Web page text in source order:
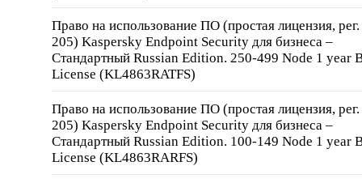
Право на использование ПО (простая лицензия,
205) Kaspersky Endpoint Security для бизнеса –
Стандартный Russian Edition. 250-499 Node 1 year
License (KL4863RATFS)
Право на использование ПО (простая лицензия,
205) Kaspersky Endpoint Security для бизнеса –
Стандартный Russian Edition. 100-149 Node 1 year
License (KL4863RARFS)